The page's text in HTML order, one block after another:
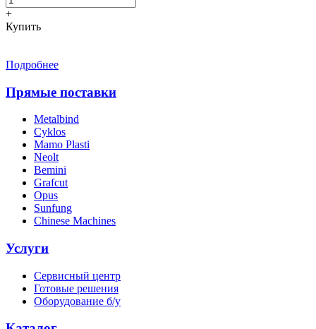
+
Купить
Подробнее
Прямые поставки
Metalbind
Cyklos
Mamo Plasti
Neolt
Bemini
Grafcut
Opus
Sunfung
Chinese Machines
Услуги
Сервисный центр
Готовые решения
Оборудование б/у